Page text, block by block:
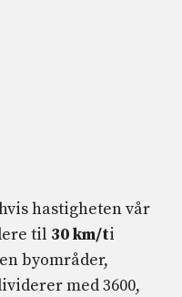
hastigheten vår
til 30 km/ti
byområder,
med 3600,